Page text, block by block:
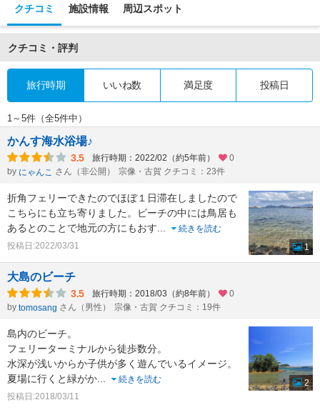
クチコミ 施設情報 周辺スポット
クチコミ・評判
旅行時期 いいね数 満足度 投稿日
1～5件（全5件中）
かんす海水浴場♪
3.5 旅行時期：2022/02（約5年前）
0
by にゃんこ さん（非公開） 宗像・古賀 クチコミ：23件
折角フェリーできたのでほぼ１日滞在しましたので
こちらにも立ち寄りました。ビーチの中には鳥居も
あるとのことで地元の方にもおす...
続きを読む
投稿日:2022/03/31
1
大島のビーチ
3.5 旅行時期：2018/03（約8年前）
0
by tomosang さん（男性） 宗像・古賀 クチコミ：19件
島内のビーチ。
フェリーターミナルから徒歩数分。
水深が浅いからか子供が多く遊んでいるイメージ。
夏場に行くと緑がか...
続きを読む
投稿日:2018/03/11
2